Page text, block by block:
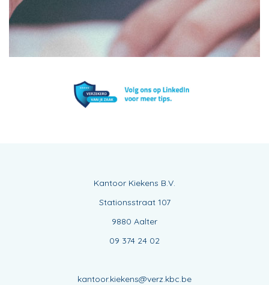
Kantoor Kiekens B.V.
Stationsstraat 107
9880 Aalter
09 374 24 02
kantoor.kiekens@verz.kbc.be